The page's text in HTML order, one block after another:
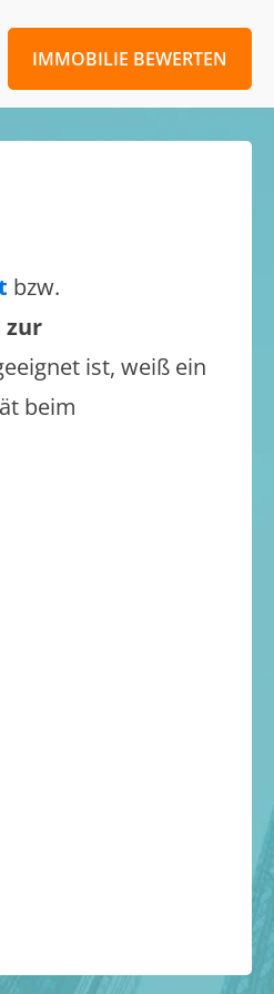
IMMOBILIE BEWERTEN
bzw.
zur
ist, weiß ein
beim